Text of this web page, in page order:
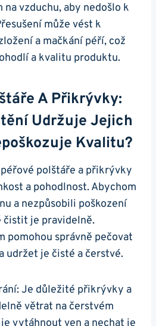
vzduchu, aby nedošlo k
může vést k
a mačkání péří, což
a kvalitu produktu.
A Přikrývky:
Udržuje Jejich
Kvalitu?
polštáře a přikrývky
a pohodlnost. Abychom
a nezpůsobili poškození
čistit je pravidelně.
pomohou správně pečovat
udržet je čisté a čerstvé.
Je důležité přikrývky a
větrat na čerstvém
vytáhnout ven a nechat je